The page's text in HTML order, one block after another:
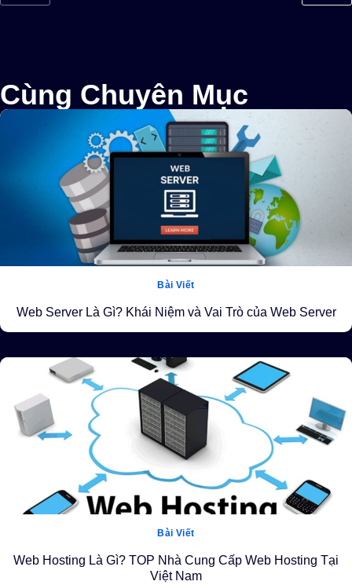
Cùng Chuyên Mục
Bài Viết
Web Server Là Gì? Khái Niệm và Vai Trò của Web Server
Bài Viết
Web Hosting Là Gì? TOP Nhà Cung Cấp Web Hosting Tại
Việt Nam